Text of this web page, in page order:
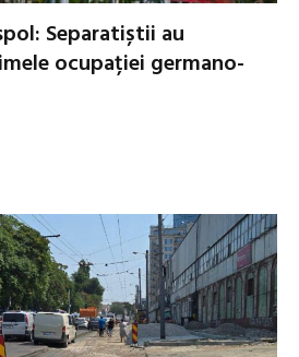
Separatiștii au
ocupației germano-